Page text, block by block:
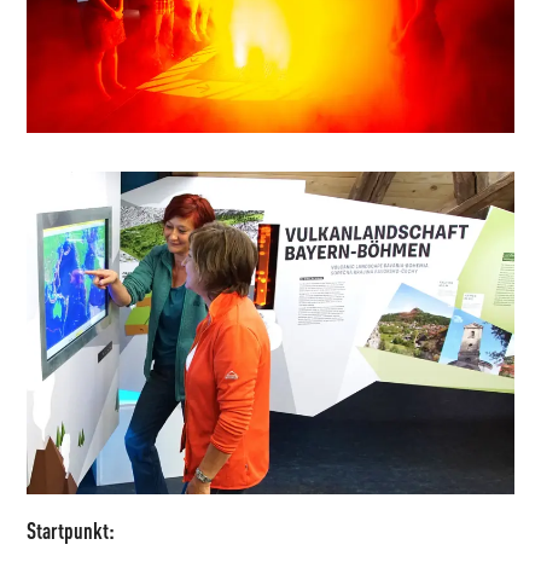
Startpunkt: